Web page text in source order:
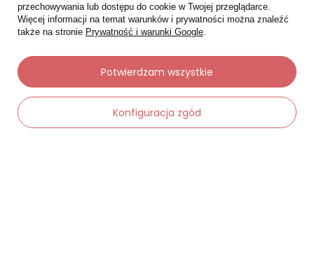
przechowywania lub dostępu do cookie w Twojej przeglądarce.
Więcej informacji na temat warunków i prywatności można znaleźć
także na stronie Prywatność i warunki Google.
Konfiguracja zgód
Potwierdzam wszystkie